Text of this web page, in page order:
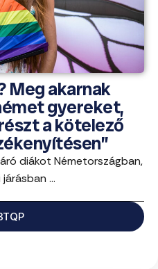
Meg akarnak
gyereket,
a kötelező
diákot Németországban,
...